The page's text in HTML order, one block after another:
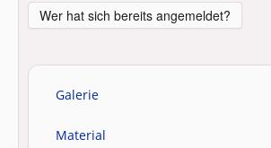
Wer hat sich bereits angemeldet?
Galerie
Material